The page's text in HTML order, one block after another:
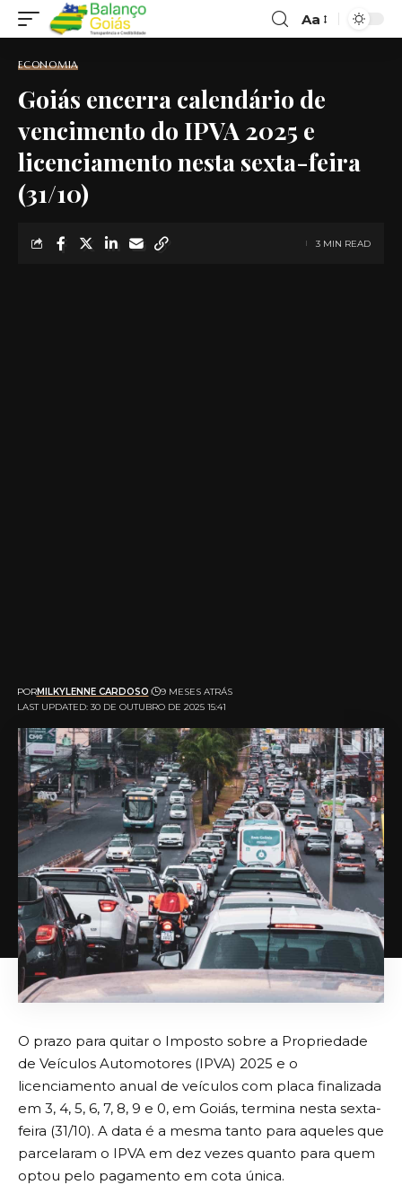
Font
Aa
ECONOMIA
Goiás encerra calendário de
vencimento do IPVA 2025 e
licenciamento nesta sexta-feira
(31/10)
LAST UPDATED: 30 DE OUTUBRO DE 2025 15:41
PORMILKYLENNE CARDOSO 9 MESES ATRÁS
3 MIN READ
O prazo para quitar o Imposto sobre a Propriedade
de Veículos Automotores (IPVA) 2025 e o
licenciamento anual de veículos com placa finalizada
em 3, 4, 5, 6, 7, 8, 9 e 0, em Goiás, termina nesta sexta-
feira (31/10). A data é a mesma tanto para aqueles que
parcelaram o IPVA em dez vezes quanto para quem
optou pelo pagamento em cota única.